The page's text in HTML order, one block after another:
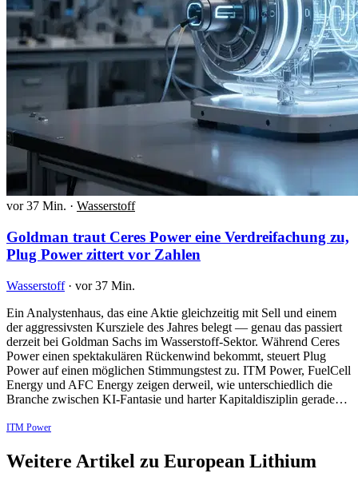
vor 37 Min. · Wasserstoff
Goldman traut Ceres Power eine Verdreifachung zu,
Plug Power zittert vor Zahlen
Wasserstoff · vor 37 Min.
Ein Analystenhaus, das eine Aktie gleichzeitig mit Sell und einem
der aggressivsten Kursziele des Jahres belegt — genau das passiert
derzeit bei Goldman Sachs im Wasserstoff-Sektor. Während Ceres
Power einen spektakulären Rückenwind bekommt, steuert Plug
Power auf einen möglichen Stimmungstest zu. ITM Power, FuelCell
Energy und AFC Energy zeigen derweil, wie unterschiedlich die
Branche zwischen KI-Fantasie und harter Kapitaldisziplin gerade…
ITM Power
Weitere Artikel zu European Lithium